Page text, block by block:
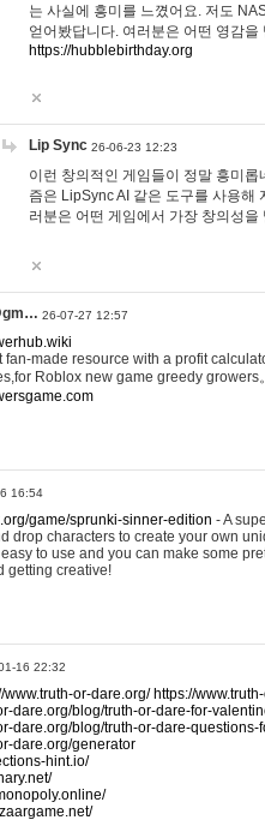
는 사실에 흥미를 느꼈어요. 저도
얻어봤답니다. 여러분은 어떤 영감을
https://hubblebirthday.org
Lip Sync 26-06-23 12:23
이런 창의적인 게임들이 정말 흥미
즘은 LipSync AI 같은 도구를 사용해
러분은 어떤 게임에서 가장 창의성을
26-07-27 12:57
made resource with a profit
Roblox new game greedy growers。
16:54
game/sprunki-sinner-edition - A
drop characters to create your own
to use and you can make some
getting creative!
16 22:32
www.truth-or-dare.org/ https://
dare.org/blog/truth-or-dare-for-
dare.org/blog/truth-or-dare-questions-
dare.org/generator
hint.io/